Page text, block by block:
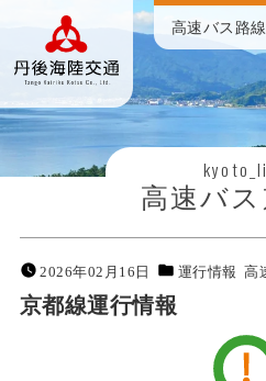
高速バス 路
高速バ
2026年02月16日 運行情報 高
京都線運行情報